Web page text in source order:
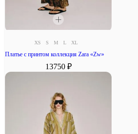
XS S M L XL
Платье с принтом коллекция Zara «Zw»
13750 ₽